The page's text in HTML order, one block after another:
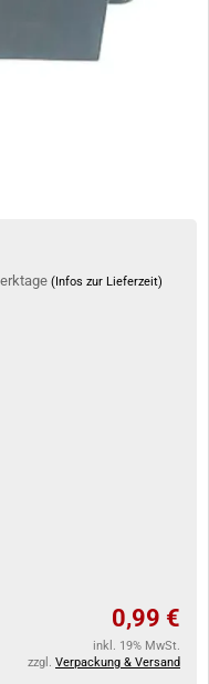
(Infos zur Lieferzeit)
0,99 €
inkl. 19% MwSt.
zzgl. Verpackung & Versand